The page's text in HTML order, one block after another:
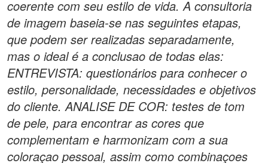
coerente com seu estilo de vida. A consultoria
de imagem baseia-se nas seguintes etapas,
que podem ser realizadas separadamente,
mas o ideal é a conclusao de todas elas:
ENTREVISTA: questionários para conhecer o
estilo, personalidade, necessidades e objetivos
do cliente. ANALISE DE COR: testes de tom
de pele, para encontrar as cores que
complementam e harmonizam com a sua
coloraçao pessoal, assim como combinaçoes